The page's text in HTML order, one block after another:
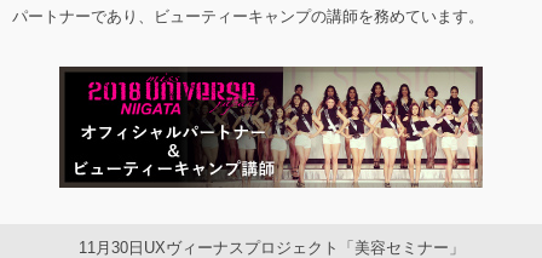
パートナーであり、ビューティーキャンプの講師を務めています。
11月30日UXヴィーナスプロジェクト「美容セミナー」